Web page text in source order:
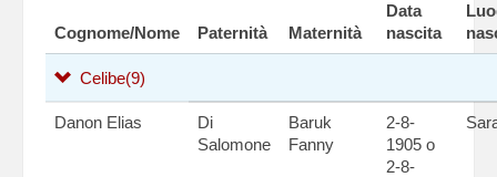
Cognome/Nome Paternità Maternità
Data
nascita
Celibe(9)
Danon Elias
Di
Salomone
Baruk
Fanny
2-8-
1905 o
2-8-